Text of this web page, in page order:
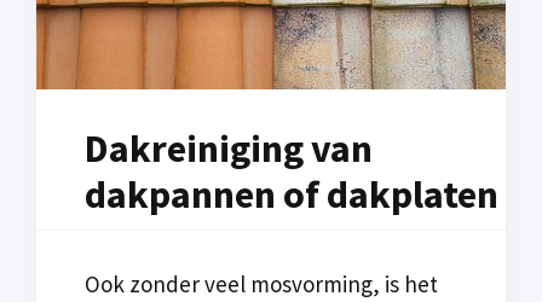
Dakreiniging van
dakpannen of dakplaten
Ook zonder veel mosvorming, is het